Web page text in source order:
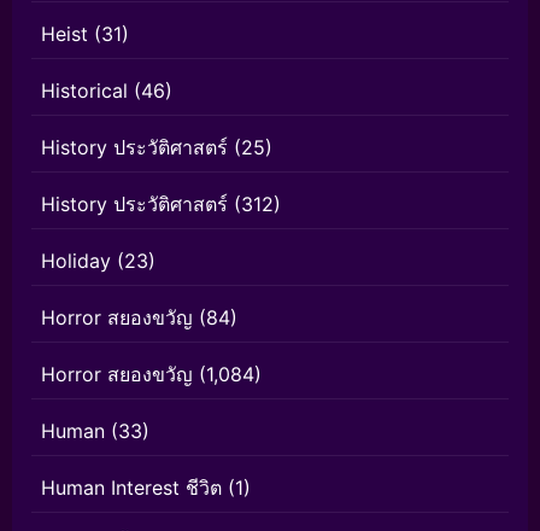
Heist (31)
Historical (46)
History ประวัติศาสตร์ (25)
History ประวัติศาสตร์ (312)
Holiday (23)
Horror สยองขวัญ (84)
Horror สยองขวัญ (1,084)
Human (33)
Human Interest ชีวิต (1)